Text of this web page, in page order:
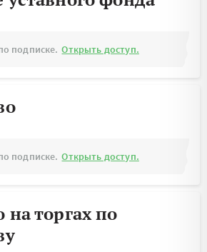
подписке. Открыть доступ.
подписке. Открыть доступ.
торгах по